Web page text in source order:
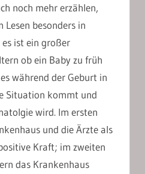
noch mehr erzählen,
besonders in
ist ein großer
ob ein Baby zu früh
während der Geburt in
Situation kommt und
wird. Im ersten
und die Ärzte als
Kraft; im zweiten
das Krankenhaus